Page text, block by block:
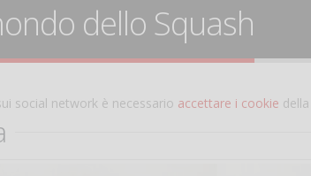
dello Squash
social network è necessario accettare i cookie